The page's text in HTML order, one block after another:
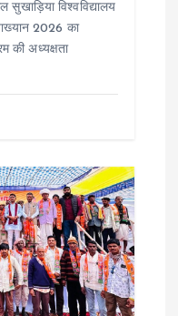
सुखाड़िया विश्वविद्यालय
2026 का
की अध्यक्षता